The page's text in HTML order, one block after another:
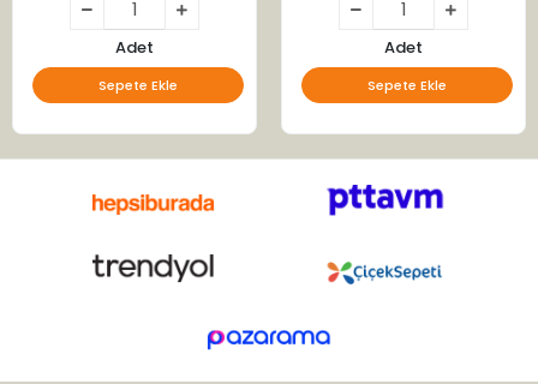
Adet
Sepete Ekle
Adet
Sepete Ekle